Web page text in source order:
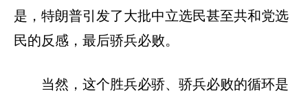
是，特朗普引发了大批中立选民甚至共和党选
民的反感，最后骄兵必败。
当然，这个胜兵必骄、骄兵必败的循环是